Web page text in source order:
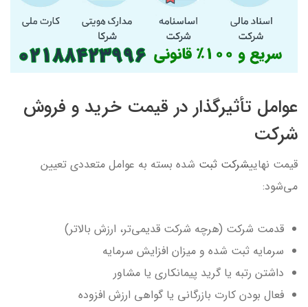
عوامل تأثیرگذار در قیمت خرید و فروش
شرکت
قیمت نهاییشرکت ثبت شده بسته به عوامل متعددی تعیین
می‌شود:
قدمت شرکت (هرچه شرکت قدیمی‌تر، ارزش بالاتر)
سرمایه ثبت شده و میزان افزایش سرمایه
داشتن رتبه یا گرید پیمانکاری یا مشاور
فعال بودن کارت بازرگانی یا گواهی ارزش افزوده